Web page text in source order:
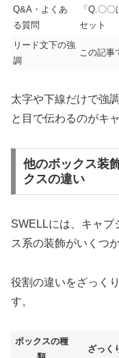
Q&A・よくあ
る質問
「Q.〇
セット
リード文下の強
調
この記事
太字や下線だけで強
と目で伝わるのがキ
他のボックス装
クスの違い
SWELLには、キャプ
ス系の装飾がいくつ
役割の違いをざっく
す。
ボックスの種
ざっく